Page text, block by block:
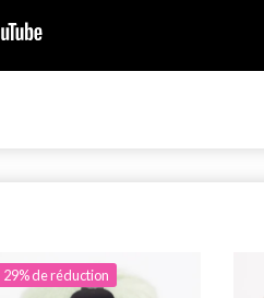
29% de réduction